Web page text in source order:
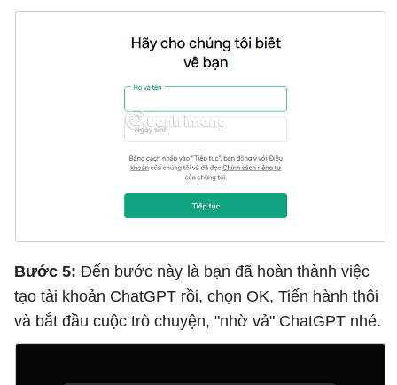
Bước 5: Đến bước này là bạn đã hoàn thành việc
tạo tài khoản ChatGPT rồi, chọn OK, Tiến hành thôi
và bắt đầu cuộc trò chuyện, "nhờ vả" ChatGPT nhé.